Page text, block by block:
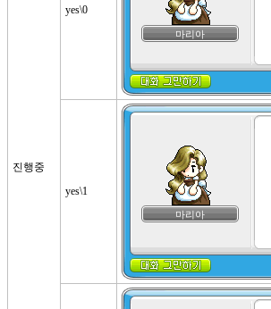
진행중
yes\0
마리아
yes\1
마리아